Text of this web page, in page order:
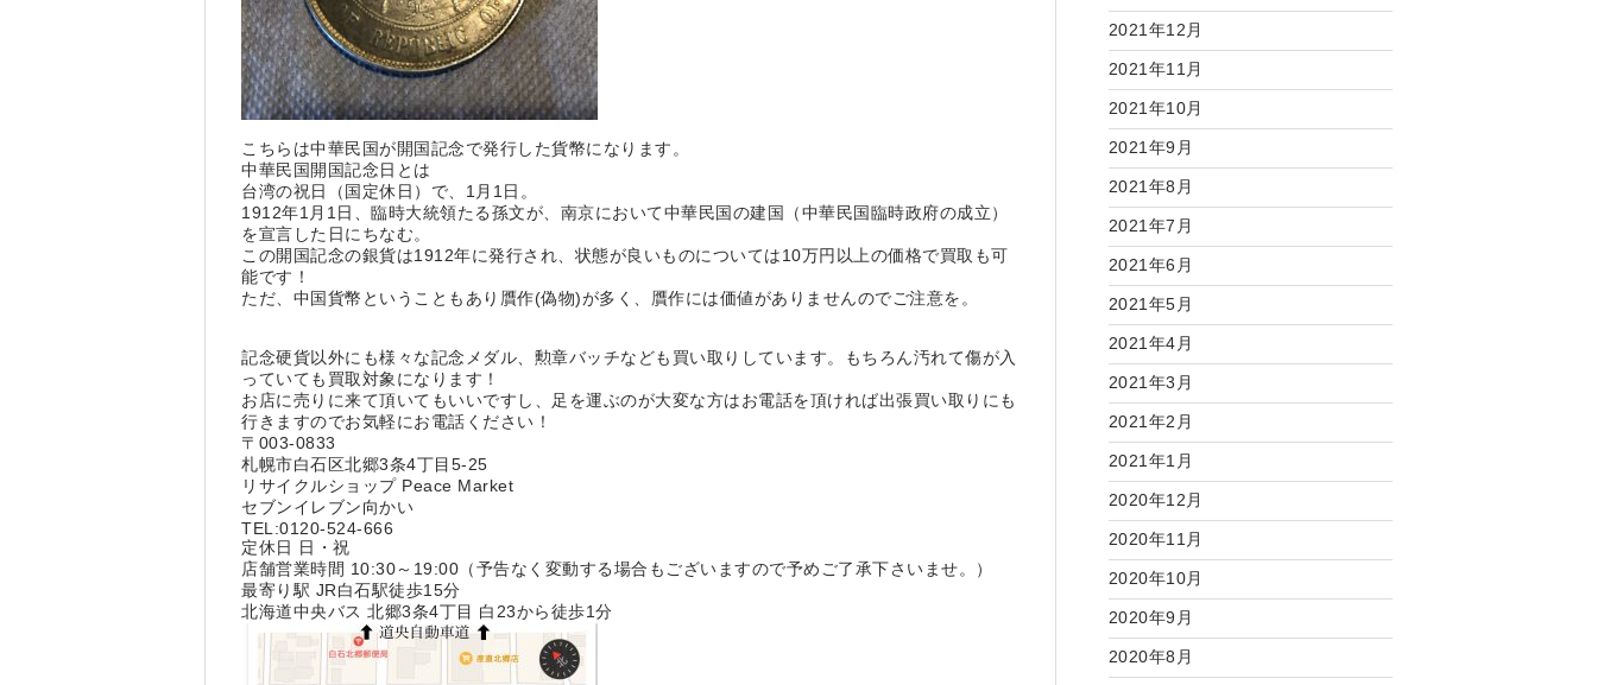
こちらは中華民国が開国記念で発行した貨幣になります。
中華民国開国記念日とは
台湾の祝日（国定休日）で、1月1日。
1912年1月1日、臨時大統領たる孫文が、南京において中華民国の建国（中華民国臨時政府の成立）
を宣言した日にちなむ。
この開国記念の銀貨は1912年に発行され、状態が良いものについては10万円以上の価格で買取も可
能です！
ただ、中国貨幣ということもあり贋作(偽物)が多く、贋作には価値がありませんのでご注意を。
記念硬貨以外にも様々な記念メダル、勲章バッチなども買い取りしています。もちろん汚れて傷が入
っていても買取対象になります！
お店に売りに来て頂いてもいいですし、足を運ぶのが大変な方はお電話を頂ければ出張買い取りにも
行きますのでお気軽にお電話ください！
〒003-0833
札幌市白石区北郷3条4丁目5-25
リサイクルショップ Peace Market
セブンイレブン向かい
TEL:0120-524-666
定休日 日・祝
店舗営業時間 10:30～19:00（予告なく変動する場合もございますので予めご了承下さいませ。）
最寄り駅 JR白石駅徒歩15分
北海道中央バス 北郷3条4丁目 白23から徒歩1分
2021年12月
2021年11月
2021年10月
2021年9月
2021年8月
2021年7月
2021年6月
2021年5月
2021年4月
2021年3月
2021年2月
2021年1月
2020年12月
2020年11月
2020年10月
2020年9月
2020年8月